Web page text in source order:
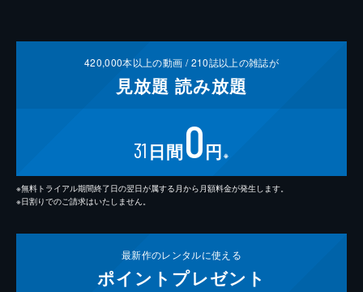
420,000本以上の動画 /210誌以上の雑誌が
見放題 読み放題
31 日間0円 ※
※無料トライアル期間終了日の翌日が属する月から月額料金が発生します。
※日割りでのご請求はいたしません。
最新作のレンタルに使える
ポイント プレゼント